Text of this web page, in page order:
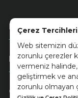
Çerez Tercihleri
Web sitemizin
zorunlu çerezler
vermeniz halinde,
geliştirmek ve
zorunlu olmayan
Kurumsal
Müşteri
Ödeme